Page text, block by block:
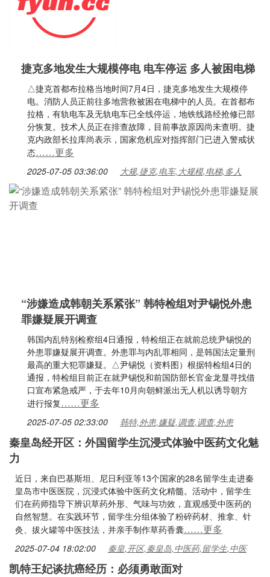
捷克多地发生大规模停电 电车停运 多人被困电梯
△捷克首都布拉格当地时间7月4日，捷克多地发生大规模停
电。消防人员正前往多地营救被困在电梯中的人员。在首都布
拉格，有轨电车及无轨电车已全线停运，地铁线路经抢修已部
分恢复。技术人员正在排查故障，目前事故原因尚未查明。捷
克内政部长拉库尚表示，国家危机应对指挥部门已进入警戒状
态……更多
2025-07-05 03:36:00 大规,捷克,电车,大规模,电梯,多人
“涉嫌造成韩朝关系紧张” 韩特检组对尹锡悦外患
罪嫌疑展开调查
韩国内乱特别检察组4日通报，特检组正在就前总统尹锡悦的
外患罪嫌疑展开调查。外患罪与内乱罪相同，是韩国法定量刑
最高的重大犯罪嫌疑。△尹锡悦（资料图）根据特检组4日的
通报，特检组目前正在就尹锡悦和前国防部长官金龙显寻找借
口宣布紧急戒严，于去年10月向朝鲜派出无人机以诱导朝方
进行报复……更多
2025-07-05 02:33:00 韩特,外患,嫌疑,调查,调查,外患
秦皇岛经开区：外国留学生沉浸式体验中医药文化魅
力
近日，来自巴基斯坦、尼日利亚等13个国家的28名留学生走进秦
皇岛市中医医院，沉浸式体验中医药文化精髓。活动中，留学生
们在药师指导下辨识草药外形、气味与功效，直观感受中医药的
自然智慧。在实践环节，留学生分组体验了粉碎药材、推拿、针
灸、拔火罐等中医技法，并亲手制作草药香囊……更多
2025-07-04 18:02:00 秦皇,开区,秦皇岛,中医药,留学生,中医
凯特王妃谈抗癌经历：必须勇敢面对